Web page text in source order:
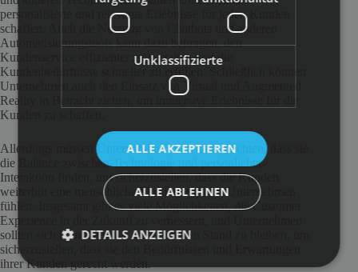
personalisierte und relevante Erlebnisse für jeden Kunden
schaffen. Auch die Nutzung von Chatbots und anderen
Automatisierungstools kann dazu beitragen, den
Kundenservice effizienter zu gestalten und die
Kundenbedürfnisse schneller zu erfüllen. Schließlich können
Unternehmen auch den Einsatz von Virtual und Augmented
Reality in Betracht ziehen, um immersive Erlebnisse für die
Kunden zu schaffen.
Allerdings müssen Unternehmen auch darauf achten, dass sie
die Balance zwischen Technologie und persönlicher
Interaktion finden, um sicherzustellen, dass die Kunden
weiterhin eine menschliche Verbindung zum Unternehmen
fühlen. Insgesamt gibt es viele Möglichkeiten, die Customer
Experience in der Zukunft zu verbessern, und Unternehmen
sollten sich bemühen, auf dem neuesten Stand zu bleiben, um
sicherzustellen, dass sie den Bedürfnissen und Erwartungen
ihrer Kunden gerecht werden.
Unklassifizierte
ALLE AKZEPTIEREN
ALLE ABLEHNEN
DETAILS ANZEIGEN